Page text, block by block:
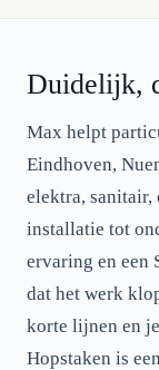
Duidelijk,
Max helpt
Eindhoven,
elektra,
installatie tot
ervaring en een
dat het werk
korte lijnen en
Hopstaken is